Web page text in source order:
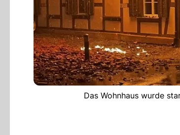
Das Wohnhaus wurde